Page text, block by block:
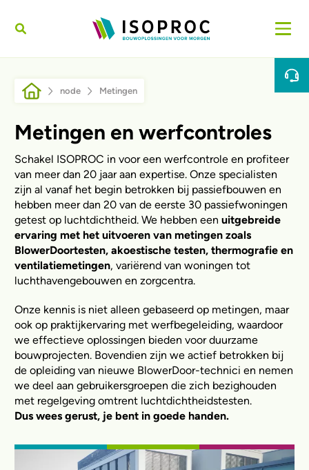
Pfadnavigation
node Metingen
Metingen en werfcontroles
Schakel ISOPROC in voor een werfcontrole en profiteer
van meer dan 20 jaar aan expertise. Onze specialisten
zijn al vanaf het begin betrokken bij passiefbouwen en
hebben meer dan 20 van de eerste 30 passiefwoningen
getest op luchtdichtheid. We hebben eenuitgebreide
ervaring met het uitvoeren van metingen zoals
BlowerDoortesten, akoestische testen, thermografie en
ventilatiemetingen, variërend van woningen tot
luchthavengebouwen en zorgcentra.
Onze kennis is niet alleen gebaseerd op metingen, maar
ook op praktijkervaring met werfbegeleiding, waardoor
we effectieve oplossingen bieden voor duurzame
bouwprojecten. Bovendien zijn we actief betrokken bij
de opleiding van nieuwe BlowerDoor-technici en nemen
we deel aan gebruikersgroepen die zich bezighouden
met regelgeving omtrent luchtdichtheidstesten.
Dus wees gerust, je bent in goede handen.